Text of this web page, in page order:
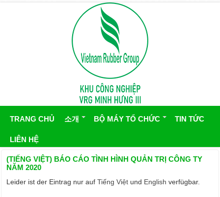
TRANG CHỦ 소개 BỘ MÁY TỔ CHỨC TIN TỨC
LIÊN HỆ
(TIẾNG VIỆT) BÁO CÁO TÌNH HÌNH QUẢN TRỊ CÔNG TY
NĂM 2020
Leider ist der Eintrag nur aufTiếng Việt und English verfügbar.